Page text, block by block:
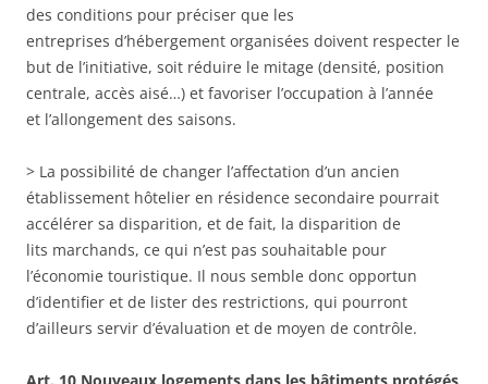
des conditions pour préciser que les
entreprises d’hébergement organisées doivent respecter le
but de l’initiative, soit réduire le mitage (densité, position
centrale, accès aisé…) et favoriser l’occupation à l’année
et l’allongement des saisons.
> La possibilité de changer l’affectation d’un ancien
établissement hôtelier en résidence secondaire pourrait
accélérer sa disparition, et de fait, la disparition de
lits marchands, ce qui n’est pas souhaitable pour
l’économie touristique. Il nous semble donc opportun
d’identifier et de lister des restrictions, qui pourront
d’ailleurs servir d’évaluation et de moyen de contrôle.